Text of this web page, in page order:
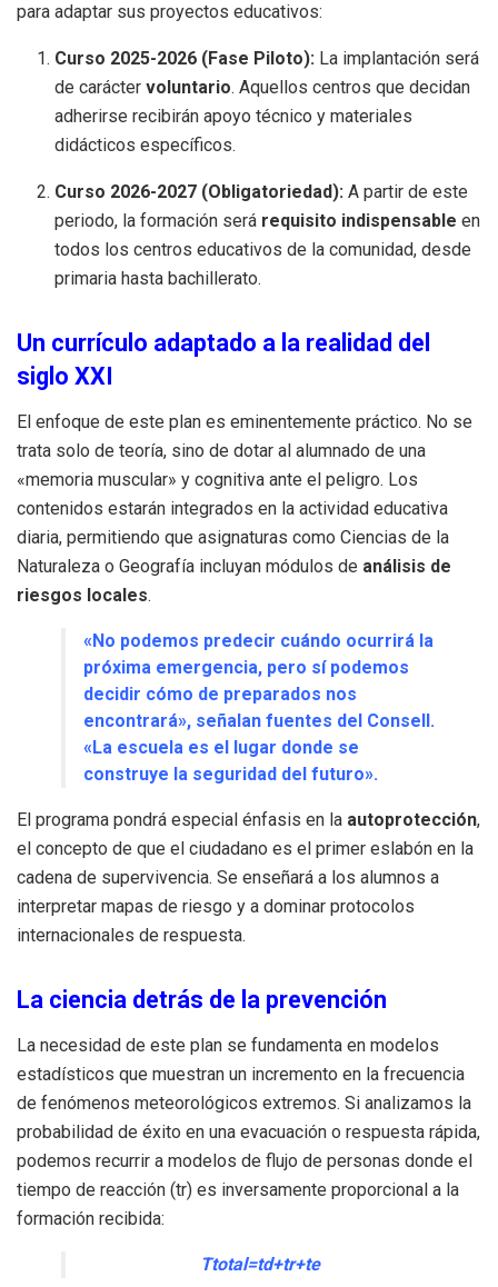
para adaptar sus proyectos educativos:
Curso 2025-2026 (Fase Piloto): La implantación será
de caráctervoluntario. Aquellos centros que decidan
adherirse recibirán apoyo técnico y materiales
didácticos específicos.
Curso 2026-2027 (Obligatoriedad): A partir de este
periodo, la formación será requisito indispensable en
todos los centros educativos de la comunidad, desde
primaria hasta bachillerato.
Un currículo adaptado a la realidad del
siglo XXI
El enfoque de este plan es eminentemente práctico. No se
trata solo de teoría, sino de dotar al alumnado de una
«memoria muscular» y cognitiva ante el peligro. Los
contenidos estarán integrados en la actividad educativa
diaria, permitiendo que asignaturas como Ciencias de la
Naturaleza o Geografía incluyan módulos de análisis de
riesgos locales.
«No podemos predecir cuándo ocurrirá la
próxima emergencia, pero sí podemos
decidir cómo de preparados nos
encontrará», señalan fuentes del Consell.
«La escuela es el lugar donde se
construye la seguridad del futuro».
El programa pondrá especial énfasis en la autoprotección,
el concepto de que el ciudadano es el primer eslabón en la
cadena de supervivencia. Se enseñará a los alumnos a
interpretar mapas de riesgo y a dominar protocolos
internacionales de respuesta.
La ciencia detrás de la prevención
La necesidad de este plan se fundamenta en modelos
estadísticos que muestran un incremento en la frecuencia
de fenómenos meteorológicos extremos. Si analizamos la
probabilidad de éxito en una evacuación o respuesta rápida,
podemos recurrir a modelos de flujo de personas donde el
tiempo de reacción (tr) es inversamente proporcional a la
formación recibida:
Ttotal=td+tr+te